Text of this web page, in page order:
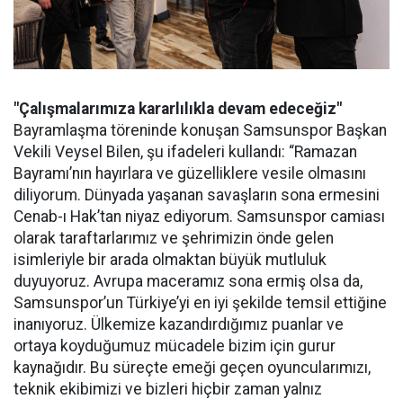
"Çalışmalarımıza kararlılıkla devam edeceğiz"
Bayramlaşma töreninde konuşan Samsunspor Başkan
Vekili Veysel Bilen, şu ifadeleri kullandı: “Ramazan
Bayramı’nın hayırlara ve güzelliklere vesile olmasını
diliyorum. Dünyada yaşanan savaşların sona ermesini
Cenab-ı Hak’tan niyaz ediyorum. Samsunspor camiası
olarak taraftarlarımız ve şehrimizin önde gelen
isimleriyle bir arada olmaktan büyük mutluluk
duyuyoruz. Avrupa maceramız sona ermiş olsa da,
Samsunspor’un Türkiye’yi en iyi şekilde temsil ettiğine
inanıyoruz. Ülkemize kazandırdığımız puanlar ve
ortaya koyduğumuz mücadele bizim için gurur
kaynağıdır. Bu süreçte emeği geçen oyuncularımızı,
teknik ekibimizi ve bizleri hiçbir zaman yalnız